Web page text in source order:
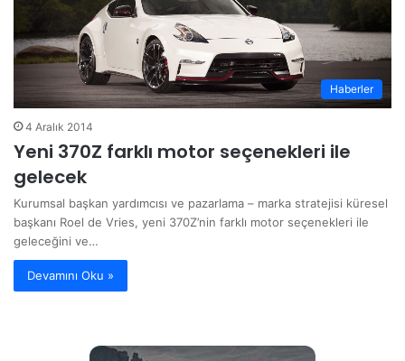
Haberler
4 Aralık 2014
Yeni 370Z farklı motor seçenekleri ile
gelecek
Kurumsal başkan yardımcısı ve pazarlama – marka stratejisi küresel
başkanı Roel de Vries, yeni 370Z’nin farklı motor seçenekleri ile
geleceğini ve…
Devamını Oku »